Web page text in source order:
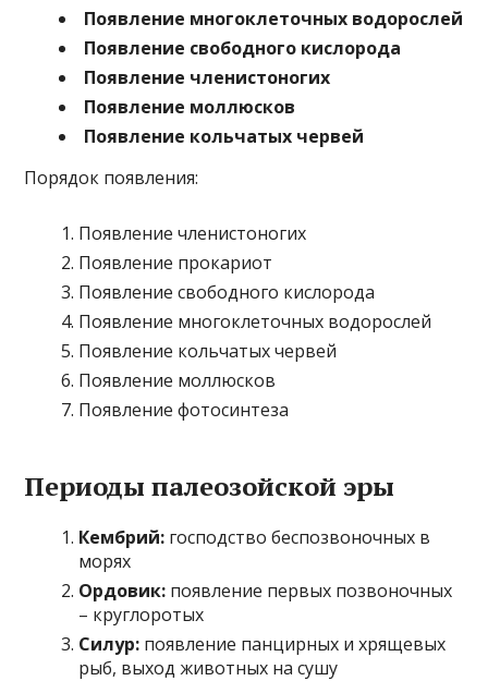
Появление многоклеточных водорослей
Появление свободного кислорода
Появление членистоногих
Появление моллюсков
Появление кольчатых червей
Порядок появления:
Появление членистоногих
Появление прокариот
Появление свободного кислорода
Появление многоклеточных водорослей
Появление кольчатых червей
Появление моллюсков
Появление фотосинтеза
Периоды палеозойской эры
Кембрий: господство беспозвоночных в
морях
Ордовик: появление первых позвоночных
– круглоротых
Силур: появление панцирных и хрящевых
рыб, выход животных на сушу